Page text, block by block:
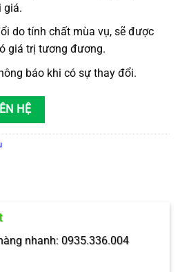
giá.
do tính chất mùa vụ, sẽ được
giá trị tương đương.
báo khi có sự thay đổi.
HỆ
nhanh: 0935.336.004